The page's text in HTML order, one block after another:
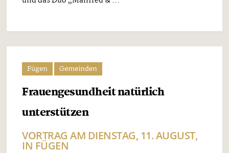
Fügen Gemeinden
Frauengesundheit natürlich
unterstützen
VORTRAG AM DIENSTAG, 11. AUGUST,
IN FÜGEN